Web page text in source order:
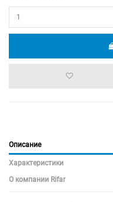
Описание
Характеристики
О компании Rifar